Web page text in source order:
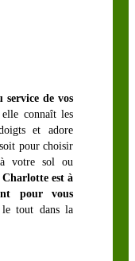
service de vos
elle connaît les
et adore
soit pour choisir
à votre sol ou
Charlotte est à
pour vous
le tout dans la